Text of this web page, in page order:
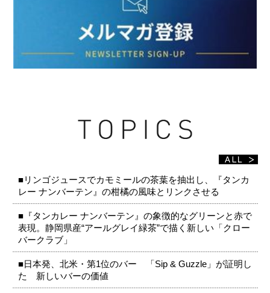
■リンゴジュースでカモミールの茶葉を抽出し、『タンカ
レー ナンバーテン』の柑橘の風味とリンクさせる
■『タンカレー ナンバーテン』の象徴的なグリーンと赤で
表現。静岡県産“アールグレイ緑茶”で描く新しい「クロー
バークラブ」
■日本発、北米・第1位のバー 「Sip & Guzzle」が証明し
た 新しいバーの価値